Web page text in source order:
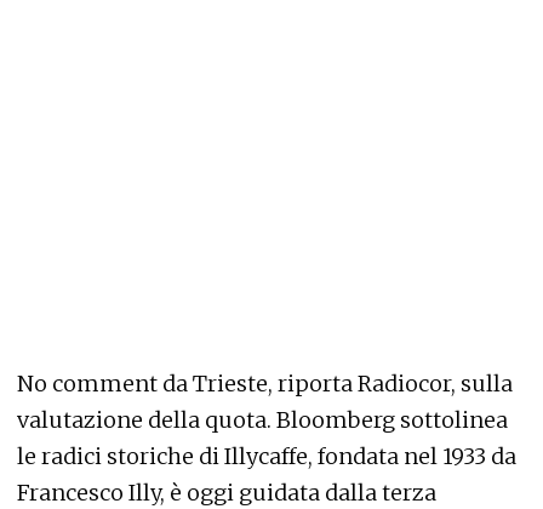
No comment da Trieste, riporta Radiocor, sulla
valutazione della quota. Bloomberg sottolinea
le radici storiche di Illycaffe, fondata nel 1933 da
Francesco Illy, è oggi guidata dalla terza